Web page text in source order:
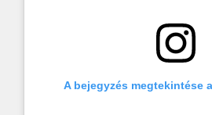
A bejegyzés megtekintése